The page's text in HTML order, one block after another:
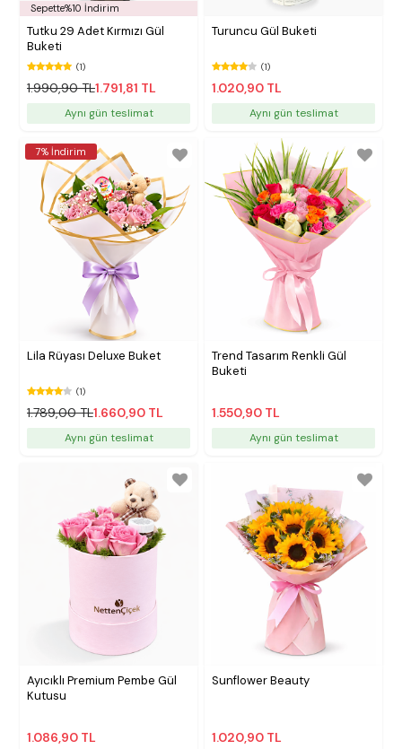
Sepette%10 İndirim
Tutku 29 Adet Kırmızı Gül
Buketi
(1)
1.990,90 TL1.791,81 TL
Aynı gün teslimat
Turuncu Gül Buketi
(1)
1.020,90 TL
Aynı gün teslimat
7% İndirim
Lila Rüyası Deluxe Buket
(1)
1.789,00 TL1.660,90 TL
Aynı gün teslimat
Trend Tasarım Renkli Gül
Buketi
1.550,90 TL
Aynı gün teslimat
Ayıcıklı Premium Pembe Gül
Kutusu
1.086,90 TL
Sunflower Beauty
1.020,90 TL